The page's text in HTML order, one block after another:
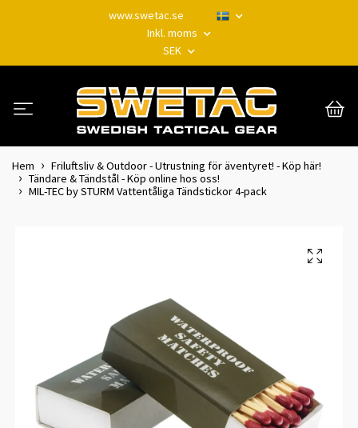
www.swetac.se
Inkl. moms
SEK
Hem
Friluftsliv & Outdoor - Utrustning för äventyret! - Köp här!
Tändare & Tändstål - Köp online hos oss!
MIL-TEC by STURM Vattentåliga Tändstickor 4-pack